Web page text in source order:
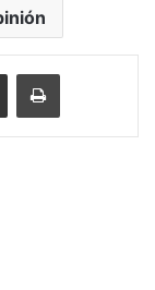
Share via Email Print